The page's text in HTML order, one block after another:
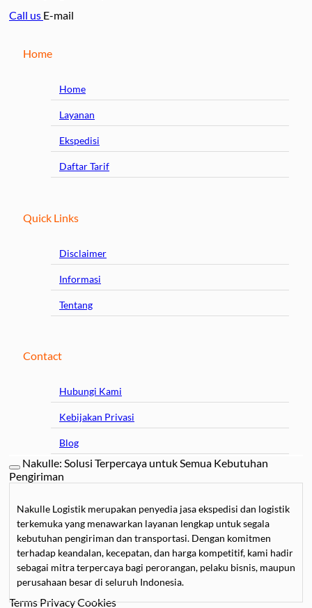
Call us E-mail
Home
Home
Layanan
Ekspedisi
Daftar Tarif
Quick Links
Disclaimer
Informasi
Tentang
Contact
Hubungi Kami
Kebijakan Privasi
Blog
Nakulle: Solusi Terpercaya untuk Semua Kebutuhan
Pengiriman
Nakulle Logistik merupakan penyedia jasa ekspedisi dan logistik
terkemuka yang menawarkan layanan lengkap untuk segala
kebutuhan pengiriman dan transportasi. Dengan komitmen
terhadap keandalan, kecepatan, dan harga kompetitif, kami hadir
sebagai mitra terpercaya bagi perorangan, pelaku bisnis, maupun
perusahaan besar di seluruh Indonesia.
TermsPrivacyCookies